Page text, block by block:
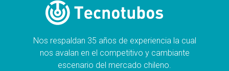
Nos respaldan 35 años de experiencia la cual
nos avalan en el competitivo y cambiante
escenario del mercado chileno.